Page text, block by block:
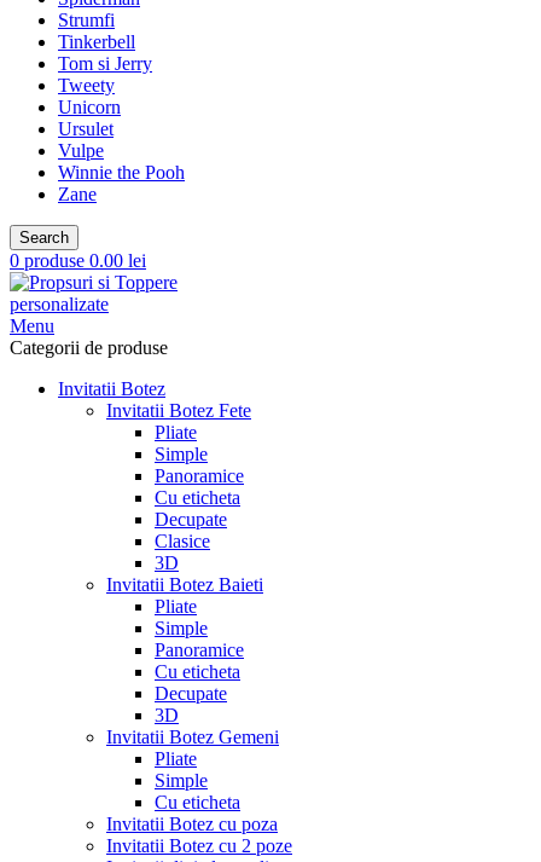
Strumfi
Tinkerbell
Tom si Jerry
Tweety
Unicorn
Ursulet
Vulpe
Winnie the Pooh
Zane
Search
0 produse 0.00 lei
Menu
Categorii de produse
Invitatii Botez
Invitatii Botez Fete
Pliate
Simple
Panoramice
Cu eticheta
Decupate
Clasice
3D
Invitatii Botez Baieti
Pliate
Simple
Panoramice
Cu eticheta
Decupate
3D
Invitatii Botez Gemeni
Pliate
Simple
Cu eticheta
Invitatii Botez cu poza
Invitatii Botez cu 2 poze